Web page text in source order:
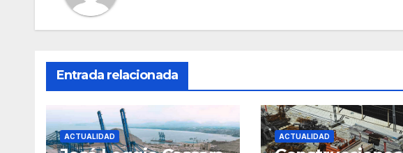
Entrada relacionada
ACTUALIDAD ACTUALIDAD